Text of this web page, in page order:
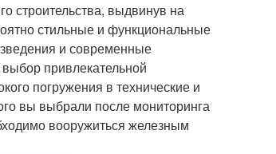
строительства, выдвинув на
стильные и функциональные
и современные
привлекательной
погружения в технические и
вы выбрали после мониторинга
вооружиться железным